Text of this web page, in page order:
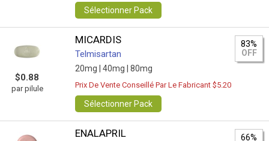
Sélectionner Pack
$0.88
par pilule
MICARDIS
Telmisartan
20mg | 40mg | 80mg
83%
OFF
Prix De Vente Conseillé Par Le Fabricant $5.20
Sélectionner Pack
ENALAPRIL 66%